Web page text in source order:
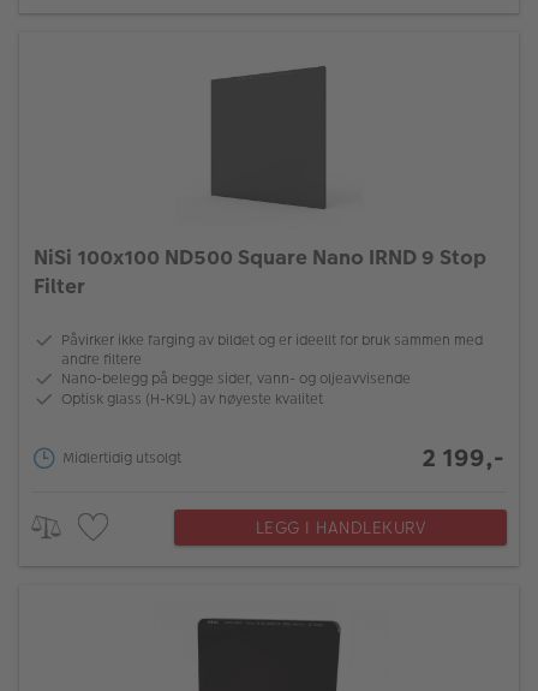
NiSi 100x100 ND500 Square Nano IRND 9 Stop
Filter
Påvirker ikke farging av bildet og er ideellt for bruk sammen med
andre filtere
Nano-belegg på begge sider, vann- og oljeavvisende
Optisk glass (H-K9L) av høyeste kvalitet
Midlertidig utsolgt 2 199,-
LEGG I HANDLEKURV